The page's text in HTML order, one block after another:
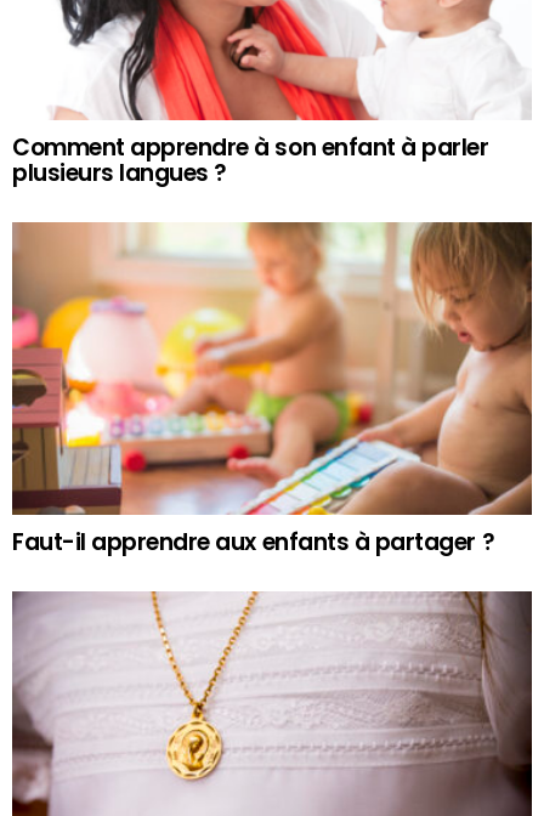
Comment apprendre à son enfant à parler
plusieurs langues ?
Faut-il apprendre aux enfants à partager ?